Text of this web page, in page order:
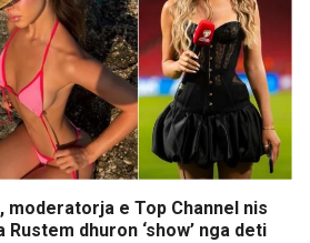
moderatorja e Top Channel nis
dhuron ‘show’ nga deti